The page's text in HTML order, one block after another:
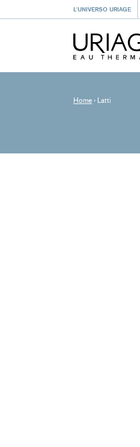
L'UNIVERSO URIAGE
Home › Latti